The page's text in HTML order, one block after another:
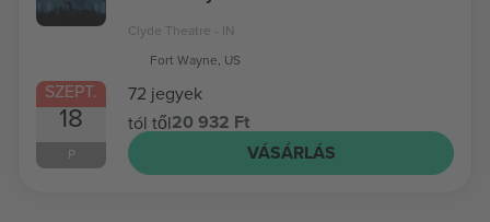
SZEPT.
18
P
Clyde Theatre - IN
Fort Wayne, US
72 jegyek
tól től20 932 Ft
VÁSÁRLÁS